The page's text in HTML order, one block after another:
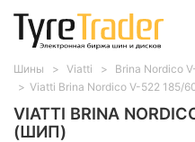
VIATTI BRINA
(ШИП)
Шины Viatti
Brina Nordico
Viatti Brina Nordico V-522 185/